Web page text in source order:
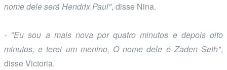
nome dele será Hendrix Paul", disse Nina.
- "Eu sou a mais nova por quatro minutos e depois oito
minutos, e terei um menino, O nome dele é Zaden Seth",
disse Victoria.